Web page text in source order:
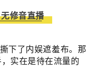
修音直播
下了内娱遮羞布。那
实在是待在流量的